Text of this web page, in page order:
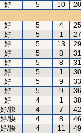
好 5 10
20
好 5 4
25
好 5 1
27
好 5 13
29
好 5 8
31
好 5 8
31
好 5 1
30
好 5 9
33
好 5 9
36
好 4 1
38
好/快 4 7
42
好/快 4 8
46
好/快 4 11
49